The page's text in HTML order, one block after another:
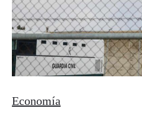
Economía